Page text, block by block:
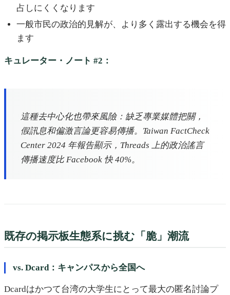
占しにくくなります
一般市民の政治的見解が、より多く露出する機会を得
ます
キュレーター・ノート #2：
這種去中心化也帶來風險：缺乏專業媒體把關，
假訊息和偏激言論更容易傳播。Taiwan FactCheck
Center 2024 年報告顯示，Threads 上的政治謠言
傳播速度比 Facebook 快 40%。
既存の掲示板生態系に挑む「脆」潮流
vs. Dcard：キャンパスから全国へ
Dcardはかつて台湾の大学生にとって最大の匿名討論プ